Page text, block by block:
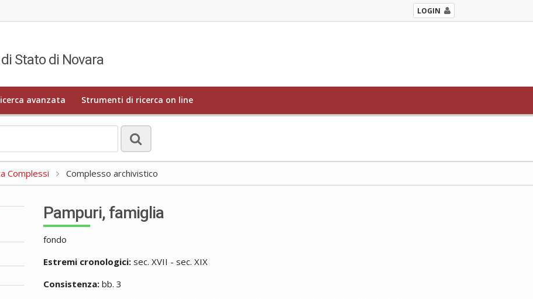
LOGIN
Stato di Novara
avanzata Strumenti di ricerca on line
Complessi Complesso archivistico
Pampuri, famiglia
fondo
Estremi cronologici: sec. XVII - sec. XIX
Consistenza: bb. 3